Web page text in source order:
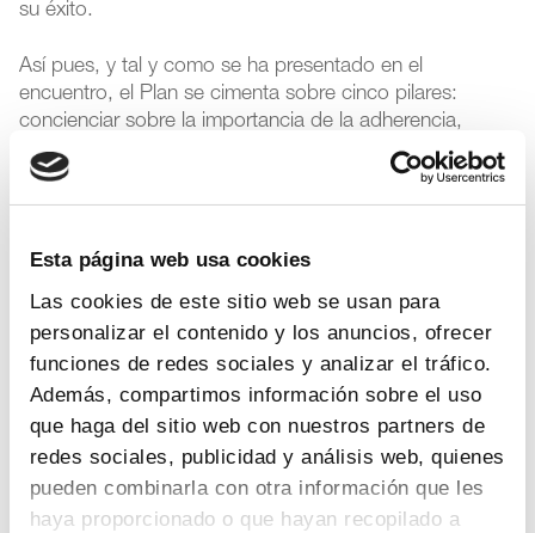
Esta página web usa cookies
Las cookies de este sitio web se usan para
personalizar el contenido y los anuncios, ofrecer
funciones de redes sociales y analizar el tráfico.
Además, compartimos información sobre el uso
que haga del sitio web con nuestros partners de
redes sociales, publicidad y análisis web, quienes
pueden combinarla con otra información que les
haya proporcionado o que hayan recopilado a
su éxito.
Así pues, y tal y como se ha presentado en el
encuentro, el Plan se cimenta sobre cinco pilares:
concienciar sobre la importancia de la adherencia,
establecer un programa de adherencia terapéutica,
reducir la complejidad del régimen terapéutico,
incrementar la autogestión y el empoderamiento del
cumplimiento terapéutico.
Cada uno de estos pilares cuenta con su propia
estrategia, líneas de actuación y medición de
resultados, y todos se apoyan en una base común que
es optimizar el proceso de prescripción médica para
favorecer la adherencia.
Para ello, el Plan se basa en la articulación de una serie
de medidas que implican a todos los niveles y